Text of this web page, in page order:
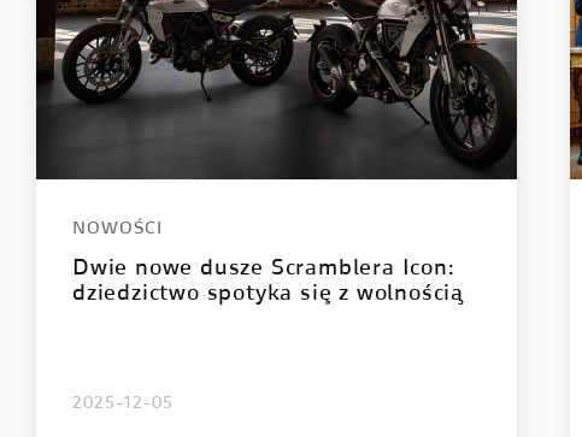
NOWOŚCI
Dwie nowe dusze Scramblera Icon:
dziedzictwo spotyka się z wolnością
2025-12-05